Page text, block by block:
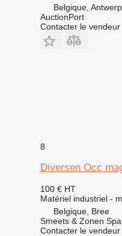
Belgique, Antwerp
AuctionPort
Contacter le vendeur
8
Diversen Occ
100 € HT
Matériel industriel -
Belgique, Bree
Smeets & Zonen
Contacter le vendeur